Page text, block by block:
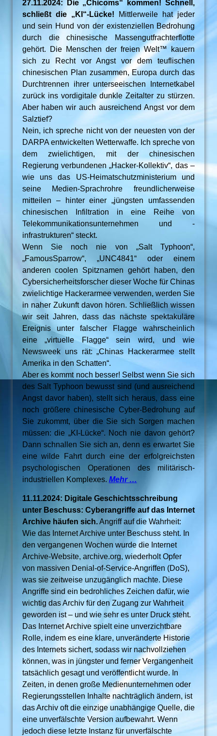
27.11.2024: Die „Chicoms“ kommen! Schnell,
schließt die „KI“-Lücke!
Mittlerweile hat jeder
und sein Hund von der existenziellen Bedrohung
durch die chinesische Massengutfrachterflotte
gehört. Die Menschen der freien Welt™ kauern
sich zu Recht vor Angst vor dem teuflischen
chinesischen Plan zusammen, Europa durch das
Durchtrennen ihrer unterseeischen Internetkabel
zurück ins vordigitale dunkle Zeitalter zu stürzen.
Aber haben wir auch ausreichend Angst vor dem
Salztief?
Nein, ich spreche nicht von der neuesten von der
DARPA entwickelten Wetterwaffe. Ich spreche von
dem zwielichtigen, mit der chinesischen
Regierung verbundenen „Hacker-Kollektiv“, das –
wie uns das US-Heimatschutzministerium und
seine Medien-Sprachrohre freundlicherweise
mitteilen – hinter einer „jüngsten umfassenden
chinesischen Infiltration in eine Reihe von
Telekommunikationsunternehmen und -
infrastrukturen“ steckt.
Wenn Sie noch nie von „Salt Typhoon“,
„FamousSparrow“, „UNC4841“ oder einem
anderen coolen Spitznamen gehört haben, den
Cybersicherheitsforscher dieser Woche für Chinas
zwielichtige Hackerarmee verwenden, werden Sie
in naher Zukunft davon hören. Schließlich wissen
wir seit Jahren, dass das nächste spektakuläre
Ereignis unter falscher Flagge wahrscheinlich
eine „virtuelle Flagge“ sein wird, und wie
Newsweek uns rät: „Chinas Hackerarmee stellt
Amerika in den Schatten“.
Aber es kommt noch besser! Selbst wenn Sie sich
des Salt Typhoon bewusst sind (und ausreichend
Angst davor haben), stellt sich heraus, dass eine
noch größere chinesische Cyber-Bedrohung auf
Sie zukommt, über die Sie sich Sorgen machen
müssen: die „KI-Lücke“. Noch nie davon gehört?
Dann schnallen Sie sich an, denn es erwartet Sie
eine wilde Fahrt durch eine der erfolgreichsten
psychologischen Operationen des militärisch-
industriellen Komplexes. Mehr …
11.11.2024: Digitale Geschichtsschreibung
unter Beschuss: Cyberangriffe auf das Internet
Archive häufen sich.Angriff auf die Wahrheit:
Wie das Internet Archive unter Beschuss steht. In
den vergangenen Wochen wurde die Internet
Archive-Website, archive.org, wiederholt Opfer
von massiven Denial-of-Service-Angriffen (DoS),
was sie zeitweise unzugänglich machte. Diese
Angriffe sind ein bedrohliches Zeichen dafür, wie
wichtig das Archiv für den Zugang zur Wahrheit
geworden ist – und wie sehr es unter Druck steht.
Das Internet Archive spielt eine unverzichtbare
Rolle, indem es eine klare, unveränderte Historie
des Internets sichert, sodass wir nachvollziehen
können, was in jüngster und ferner Vergangenheit
tatsächlich gesagt und veröffentlicht wurde. In
Zeiten, in denen große Medienunternehmen oder
Regierungsstellen Inhalte nachträglich ändern, ist
das Archiv oft die einzige unabhängige Quelle, die
eine unverfälschte Version aufbewahrt. Wenn
jedoch diese letzte Instanz für unverfälschte